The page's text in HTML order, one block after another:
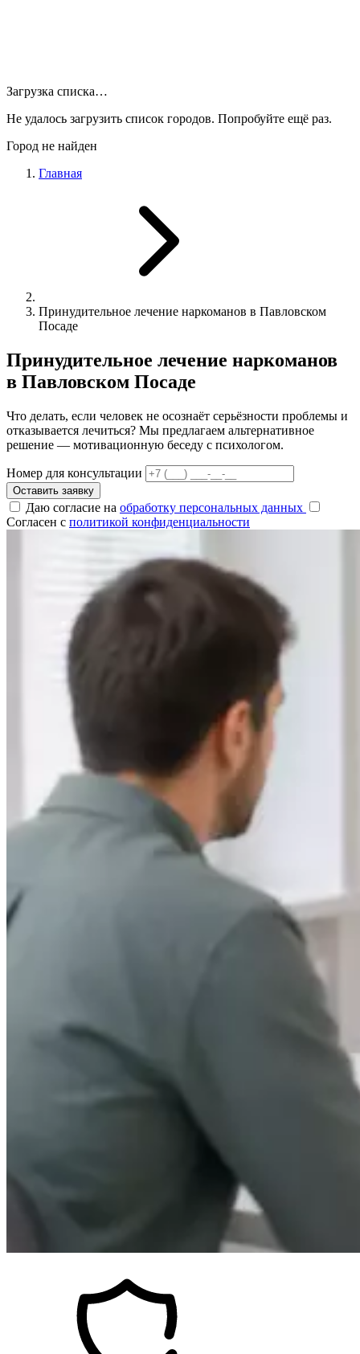
Загрузка списка…
Не удалось загрузить список городов. Попробуйте ещё раз.
Город не найден
Главная
Принудительное лечение наркоманов в Павловском
Посаде
Принудительное лечение наркоманов
в Павловском Посаде
Что делать, если человек не осознаёт серьёзности проблемы и
отказывается лечиться? Мы предлагаем альтернативное
решение — мотивационную беседу с психологом.
Номер для консультации
Оставить заявку
Даю согласие на обработку персональных данных
Согласен с политикой конфиденциальности